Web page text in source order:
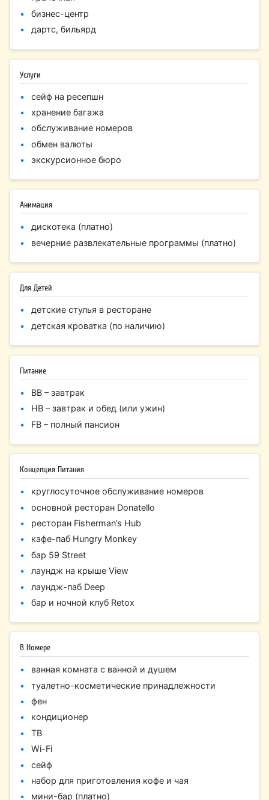
бизнес-центр
дартс, бильярд
Услуги
сейф на ресепшн
хранение багажа
обслуживание номеров
обмен валюты
экскурсионное бюро
Анимация
дискотека (платно)
вечерние развлекательные программы (платно)
Для Детей
детские стулья в ресторане
детская кроватка (по наличию)
Питание
BB – завтрак
HB – завтрак и обед (или ужин)
FB – полный пансион
Концепция Питания
круглосуточное обслуживание номеров
основной ресторан Donatello
ресторан Fisherman’s Hub
кафе-паб Hungry Monkey
бар 59 Street
лаундж на крыше View
лаундж-паб Deep
бар и ночной клуб Retox
В Номере
ванная комната с ванной и душем
туалетно-косметические принадлежности
фен
кондиционер
ТВ
Wi-Fi
сейф
набор для приготовления кофе и чая
мини-бар (платно)